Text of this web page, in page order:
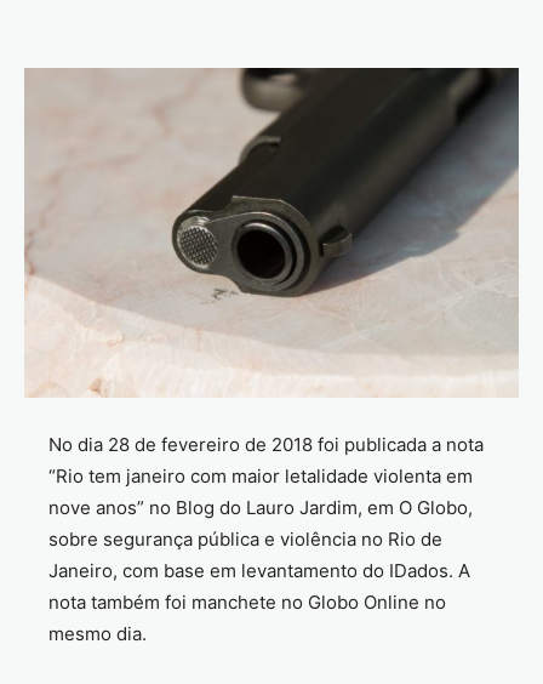
No dia 28 de fevereiro de 2018 foi publicada a nota
“Rio tem janeiro com maior letalidade violenta em
nove anos” no Blog do Lauro Jardim, em O Globo,
sobre segurança pública e violência no Rio de
Janeiro, com base em levantamento do IDados. A
nota também foi manchete no Globo Online no
mesmo dia.